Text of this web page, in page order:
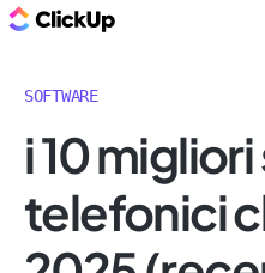
SOFTWARE
i 10
telefonici